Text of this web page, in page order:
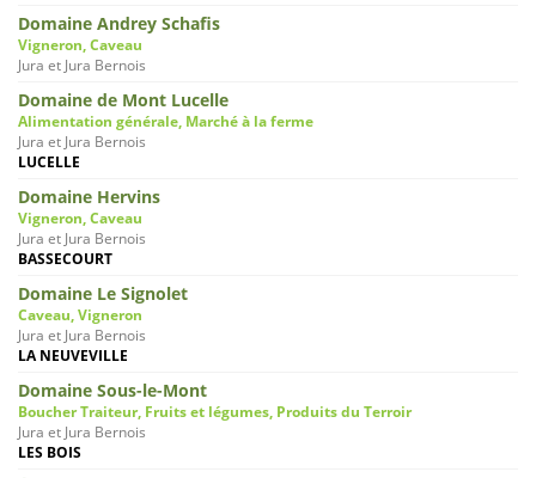
Domaine Andrey Schafis
Vigneron, Caveau
Jura et Jura Bernois
Domaine de Mont Lucelle
Alimentation générale, Marché à la ferme
Jura et Jura Bernois
LUCELLE
Domaine Hervins
Vigneron, Caveau
Jura et Jura Bernois
BASSECOURT
Domaine Le Signolet
Caveau, Vigneron
Jura et Jura Bernois
LA NEUVEVILLE
Domaine Sous-le-Mont
Boucher Traiteur, Fruits et légumes, Produits du Terroir
Jura et Jura Bernois
LES BOIS